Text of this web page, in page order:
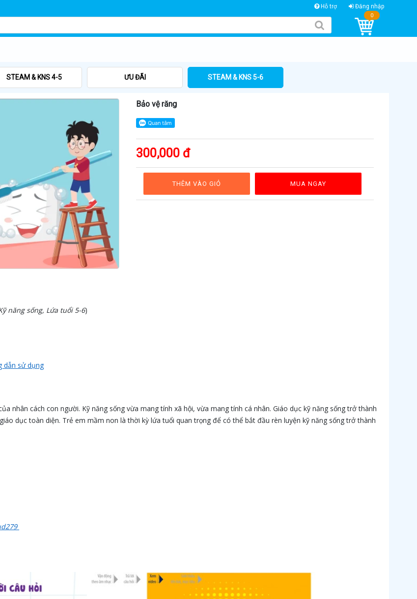
Hỗ trợ Đăng nhập
0
STEAM & KNS 4-5 ƯU ĐÃI STEAM & KNS 5-6
Bảo vệ răng
300,000 đ
THÊM VÀO GIỎ MUA NGAY
năng sống, Lứa tuổi 5-6)
dẫn sử dụng
nhân cách con người. Kỹ năng sống vừa mang tính xã hội, vừa mang tính cá nhân. Giáo dục kỹ năng sống trở thành
dục toàn diện. Trẻ em mầm non là thời kỳ lứa tuổi quan trọng để có thể bắt đầu rèn luyện kỹ năng sống trở thành